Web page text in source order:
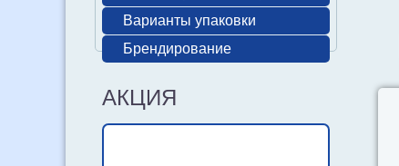
Варианты упаковки
Брендирование
АКЦИЯ